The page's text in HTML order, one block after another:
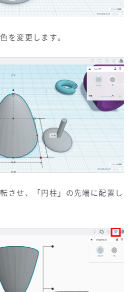
を変更します。
させ、「円柱」の先端に配置し